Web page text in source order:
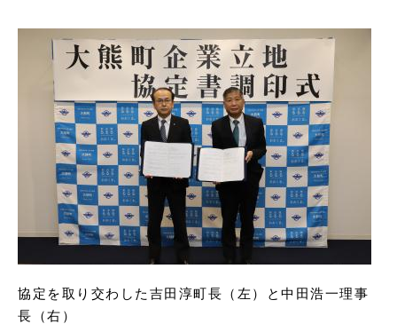
​協定を取り交わした吉田淳町長（左）と中田浩一理事
長（右）